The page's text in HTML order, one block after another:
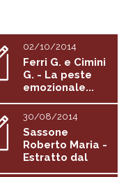
02/10/2014
Ferri G. e Cimini
G. - La peste
emozionale...
30/08/2014
Sassone
Roberto Maria -
Estratto dal
libro La...